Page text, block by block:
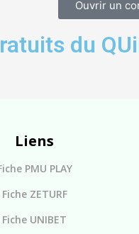
Ouvrir un
du
Liens
PMU PLAY
Fiche ZETURF
Fiche UNIBET